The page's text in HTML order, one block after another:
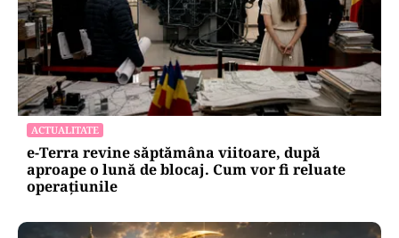
ACTUALITATE
e-Terra revine săptămâna viitoare, după
aproape o lună de blocaj. Cum vor fi reluate
operațiunile